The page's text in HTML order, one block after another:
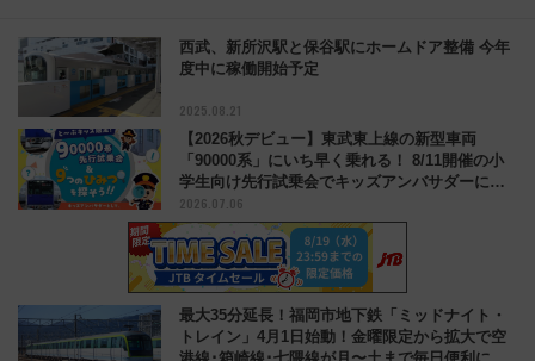
西武、新所沢駅と保谷駅にホームドア整備 今年
度中に稼働開始予定
2025.08.21
【2026秋デビュー】東武東上線の新型車両
「90000系」にいち早く乗れる！ 8/11開催の小
学生向け先行試乗会でキッズアンバサダーにな
ろう
2026.07.06
最大35分延長！福岡市地下鉄「ミッドナイト・
トレイン」4月1日始動！金曜限定から拡大で空